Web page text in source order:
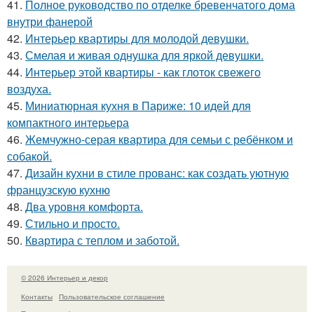
41. Полное руководство по отделке бревенчатого дома
внутри фанерой
42. Интерьер квартиры для молодой девушки.
43. Смелая и живая однушка для яркой девушки.
44. Интерьер этой квартиры - как глоток свежего
воздуха.
45. Миниатюрная кухня в Париже: 10 идей для
компактного интерьера
46. Жемчужно-серая квартира для семьи с ребёнком и
собакой.
47. Дизайн кухни в стиле прованс: как создать уютную
французскую кухню
48. Два уровня комфорта.
49. Стильно и просто.
50. Квартира с теплом и заботой.
© 2026 Интерьер и декор
Контакты
Пользовательское соглашение